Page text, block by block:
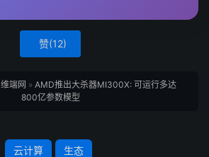
赞(12)
维端网 » AMD推出大杀器MI300X: 可运行多达
800亿参数模型
云计算 生态